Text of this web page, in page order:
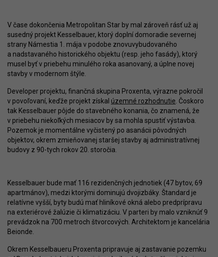
V čase dokončenia Metropolitan Star by mal zároveň rásť už aj
susedný projekt Kesselbauer, ktorý doplní domoradie severnej
strany Námestia 1. mája v podobe znovuvybudovaného
a nadstavaného historického objektu (resp. jeho fasády), ktorý
musel byť v priebehu minulého roka asanovaný, a úplne novej
stavby v modernom štýle.
Developer projektu, finančná skupina Proxenta, výrazne pokročil
v povoľovaní, keďže projekt získal územné rozhodnutie . Čoskoro
tak Kesselbauer pôjde do stavebného konania, čo znamená, že
v priebehu niekoľkých mesiacov by sa mohla spustiť výstavba.
Pozemok je momentálne vyčistený po asanácii pôvodných
objektov, okrem zmieňovanej staršej stavby aj administratívnej
budovy z 90-tych rokov 20. storočia.
Kesselbauer bude mať 116 rezidenčných jednotiek (47 bytov, 69
apartmánov), medzi ktorými dominujú dvojizbáky. Štandard je
relatívne vyšší, byty budú mať hliníkové okná alebo predprípravu
na exteriérové žalúzie či klimatizáciu. V parteri by malo vzniknúť 9
prevádzok na 700 metroch štvorcových. Architektom je kancelária
Beionde.
Okrem Kesselbaueru Proxenta pripravuje aj zastavanie pozemku